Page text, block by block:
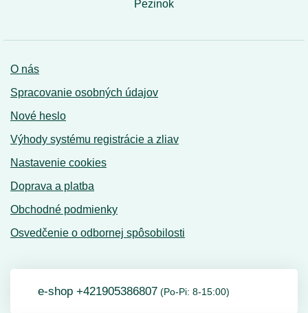
Pezinok
O nás
Spracovanie osobných údajov
Nové heslo
Výhody systému registrácie a zliav
Nastavenie cookies
Doprava a platba
Obchodné podmienky
Osvedčenie o odbornej spôsobilosti
e-shop +421905386807 (Po-Pi: 8-15:00)